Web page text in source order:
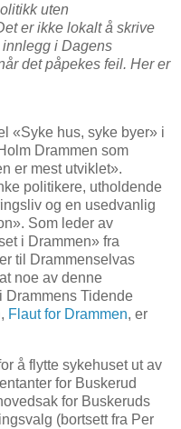
uten
er ikke lokalt å skrive
i Dagens
det påpekes feil. Her er
«Syke hus, syke byer» i
Drammen som
er mest utviklet».
politikere, utholdende
og en usedvanlig
Som leder av
i Drammen» fra
til Drammenselvas
noe av denne
Drammens Tidende
Flaut for Drammen, er
å flytte sykehuset ut av
for Buskerud
for Buskeruds
(bortsett fra Per